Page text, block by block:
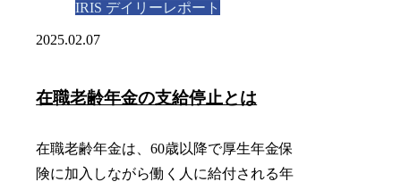
IRIS デイリーレポート
2025.02.07
在職老齢年金の支給停止とは
在職老齢年金は、60歳以降で厚生年金保
険に加入しながら働く人に給付される年